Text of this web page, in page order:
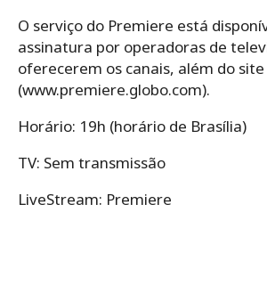
O serviço do Premiere está
assinatura por operadoras de
oferecerem os canais, além do site
(www.premiere.globo.com).
Horário: 19h (horário de Brasília)
TV: Sem transmissão
LiveStream: Premiere